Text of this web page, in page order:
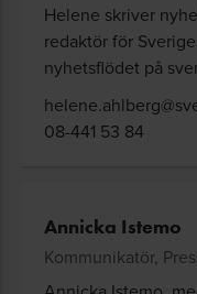
Helene skriver
redaktör för
nyhetsflödet på
08-441 53 84
Annicka Istemo
Kommunikatör,